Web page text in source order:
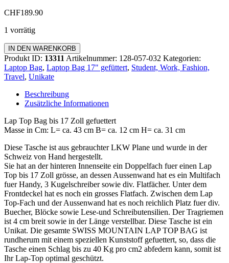
CHF189.90
1 vorrätig
Laptop
Bag
17
Zoll
Menge
IN DEN WARENKORB
Produkt ID: 13311 Artikelnummer: 128-057-032 Kategorien:
Laptop Bag, Laptop Bag 17" gefüttert, Student, Work, Fashion,
Travel, Unikate
Beschreibung
Zusätzliche Informationen
Lap Top Bag bis 17 Zoll gefuettert
Masse in Cm: L= ca. 43 cm B= ca. 12 cm H= ca. 31 cm
Diese Tasche ist aus gebrauchter LKW Plane und wurde in der
Schweiz von Hand hergestellt.
Sie hat an der hinteren Innenseite ein Doppelfach fuer einen Lap
Top bis 17 Zoll grösse, an dessen Aussenwand hat es ein Multifach
fuer Handy, 3 Kugelschreiber sowie div. Flatfächer. Unter dem
Frontdeckel hat es noch ein grosses Flatfach. Zwischen dem Lap
Top-Fach und der Aussenwand hat es noch reichlich Platz fuer div.
Buecher, Blöcke sowie Lese-und Schreibutensilien. Der Tragriemen
ist 4 cm breit sowie in der Länge verstellbar. Diese Tasche ist ein
Unikat. Die gesamte SWISS MOUNTAIN LAP TOP BAG ist
rundherum mit einem speziellen Kunststoff gefuettert, so, dass die
Tasche einen Schlag bis zu 40 Kg pro cm2 abfedern kann, somit ist
Ihr Lap-Top optimal geschützt.